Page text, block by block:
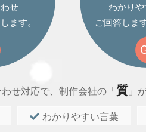
せ
ます。
わかり
ご回答しま
せ対応で、制作会社の「質」
わかりやすい言葉